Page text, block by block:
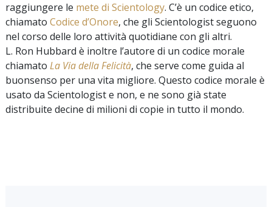
raggiungere le mete di Scientology. C’è un codice etico,
chiamato Codice d’Onore, che gli Scientologist seguono
nel corso delle loro attività quotidiane con gli altri.
L. Ron Hubbard è inoltre l’autore di un codice morale
chiamato La Via della Felicità, che serve come guida al
buonsenso per una vita migliore. Questo codice morale è
usato da Scientologist e non, e ne sono già state
distribuite decine di milioni di copie in tutto il mondo.